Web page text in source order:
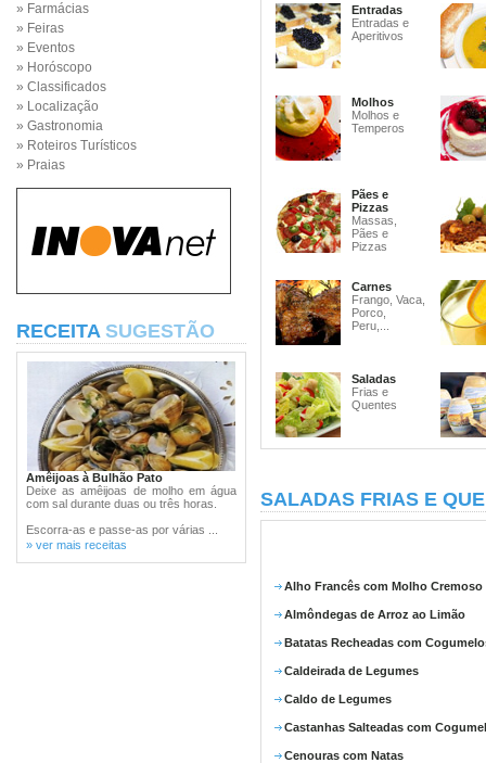
» Farmácias
» Feiras
» Eventos
» Horóscopo
» Classificados
» Localização
» Gastronomia
» Roteiros Turísticos
» Praias
RECEITA SUGESTÃO
Amêijoas à Bulhão Pato
Deixe as amêijoas de molho em água
com sal durante duas ou três horas.
Escorra-as e passe-as por várias ...
» ver mais receitas
Entradas
Entradas e
Aperitivos
Molhos
Molhos e
Temperos
Pães e
Pizzas
Massas,
Pães e
Pizzas
Carnes
Frango, Vaca,
Porco,
Peru,...
Saladas
Frias e
Quentes
SALADAS FRIAS E
Alho Francês com Molho Cremoso
Almôndegas de Arroz ao Limão
Batatas Recheadas com
Caldeirada de Legumes
Caldo de Legumes
Castanhas Salteadas com
Cenouras com Natas